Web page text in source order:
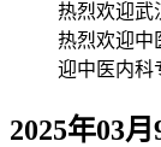
热烈欢迎武
热烈欢迎中
迎中医内科
2025年03